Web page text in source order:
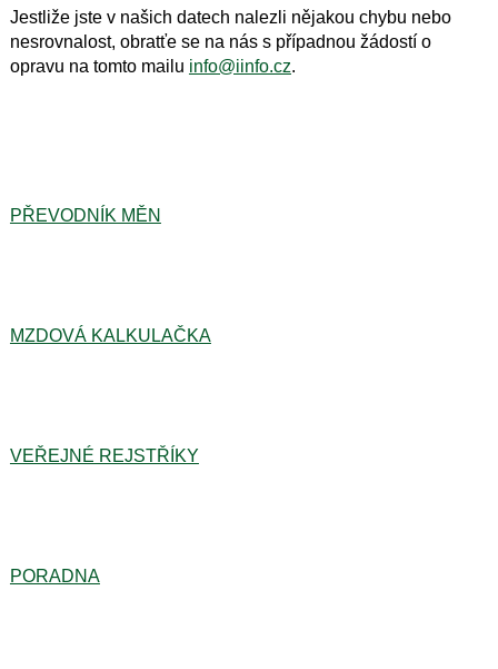
Jestliže jste v našich datech nalezli nějakou chybu nebo
nesrovnalost, obratťe se na nás s případnou žádostí o
opravu na tomto mailu info@iinfo.cz.
PŘEVODNÍK MĚN
MZDOVÁ KALKULAČKA
VEŘEJNÉ REJSTŘÍKY
PORADNA